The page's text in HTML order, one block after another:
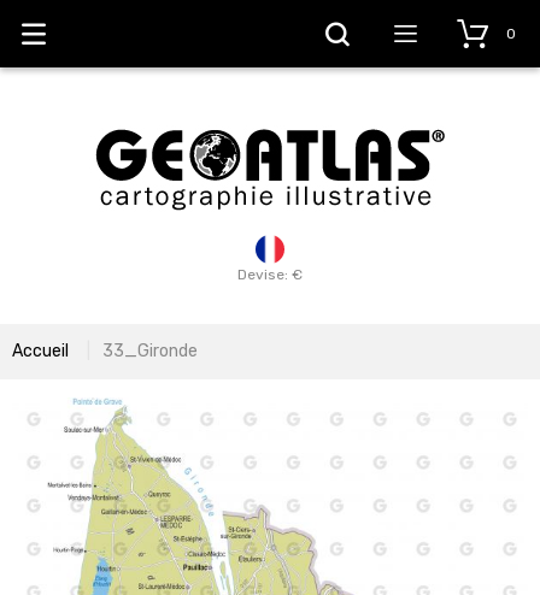
Devise: €
0
Accueil 33_Gironde